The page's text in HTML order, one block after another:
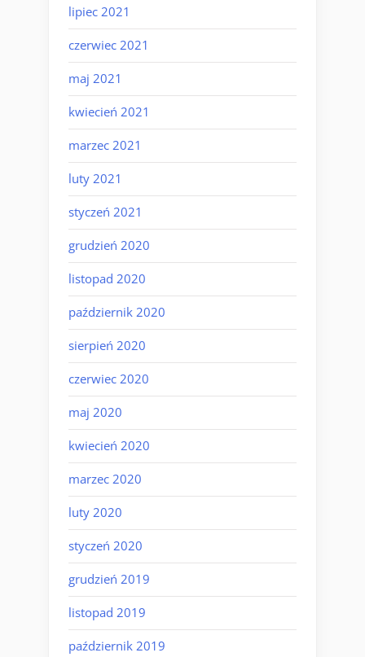
lipiec 2021
czerwiec 2021
maj 2021
kwiecień 2021
marzec 2021
luty 2021
styczeń 2021
grudzień 2020
listopad 2020
październik 2020
sierpień 2020
czerwiec 2020
maj 2020
kwiecień 2020
marzec 2020
luty 2020
styczeń 2020
grudzień 2019
listopad 2019
październik 2019